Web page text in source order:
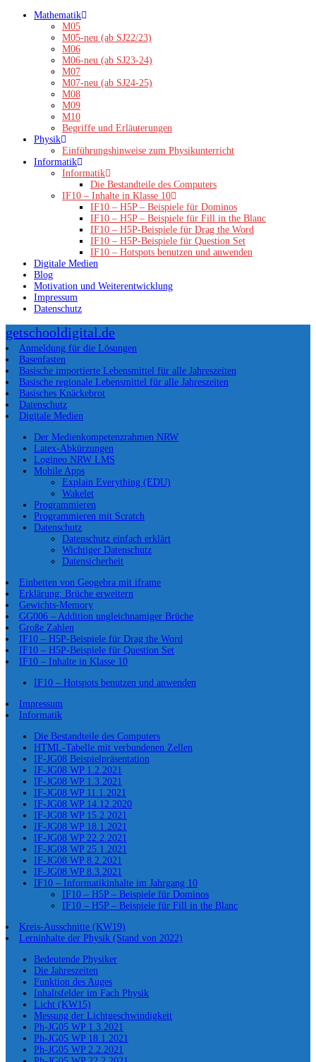
Zum
Mathematik
M05
M05-neu (ab SJ22/23)
M06
M06-neu (ab SJ23-24)
M07
M07-neu (ab SJ24-25)
M08
M09
M10
Begriffe und Erläuterungen
Physik
Einführungshinweise zum Physikunterricht
Informatik
Informatik
Die Bestandteile des Computers
IF10 – Inhalte in Klasse 10
IF10 – H5P – Beispiele für Dominos
IF10 – H5P – Beispiele für Fill in the Blanc
IF10 – H5P-Beispiele für Drag the Word
IF10 – H5P-Beispiele für Question Set
IF10 – Hotspots benutzen und anwenden
Digitale Medien
Blog
Motivation und Weiterentwicklung
Impressum
Datenschutz
getschooldigital.de
Anmeldung für die Lösungen
Basenfasten
Basische importierte Lebensmittel für alle Jahreszeiten
Basische regionale Lebensmittel für alle Jahreszeiten
Basisches Knäckebrot
Datenschutz
Digitale Medien
Der Medienkompetenzrahmen NRW
Latex-Abkürzungen
Logineo NRW LMS
Mobile Apps
Explain Everything (EDU)
Wakelet
Programmieren
Programmieren mit Scratch
Datenschutz
Datenschutz einfach erklärt
Wichtiger Datenschutz
Datensicherheit
Einbetten von Geogebra mit iframe
Erklärung: Brüche erweitern
Gewichts-Memory
GG006 – Addition ungleichnamiger Brüche
Große Zahlen
IF10 – H5P-Beispiele für Drag the Word
IF10 – H5P-Beispiele für Question Set
IF10 – Inhalte in Klasse 10
IF10 – Hotspots benutzen und anwenden
Impressum
Informatik
Die Bestandteile des Computers
HTML-Tabelle mit verbundenen Zellen
IF-JG08 Beispielpräsentation
IF-JG08 WP 1.2.2021
IF-JG08 WP 1.3.2021
IF-JG08 WP 11.1.2021
IF-JG08 WP 14.12.2020
IF-JG08 WP 15.2.2021
IF-JG08 WP 18.1.2021
IF-JG08 WP 22.2.2021
IF-JG08 WP 25.1.2021
IF-JG08 WP 8.2.2021
IF-JG08 WP 8.3.2021
IF10 – Informatikinhalte im Jahrgang 10
IF10 – H5P – Beispiele für Dominos
IF10 – H5P – Beispiele für Fill in the Blanc
Kreis-Ausschnitte (KW19)
Lerninhalte der Physik (Stand von 2022)
Bedeutende Physiker
Die Jahreszeiten
Funktion des Auges
Inhaltsfelder im Fach Physik
Licht (KW15)
Messung der Lichtgeschwindigkeit
Ph-JG05 WP 1.3.2021
Ph-JG05 WP 18.1.2021
Ph-JG05 WP 2.2.2021